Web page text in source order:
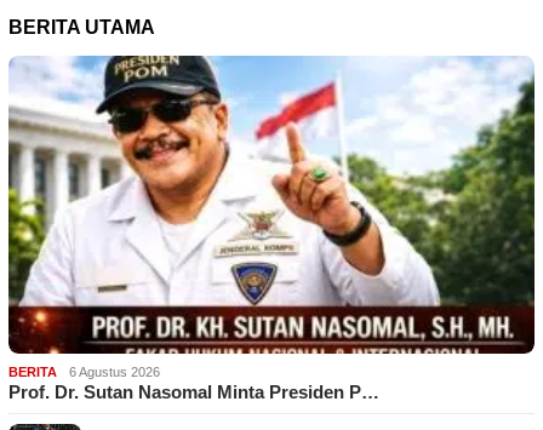
BERITA UTAMA
BERITA 6 Agustus 2026
Prof. Dr. Sutan Nasomal Minta Presiden P…